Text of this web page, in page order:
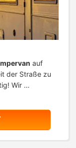
auf
der Straße zu
Wir …